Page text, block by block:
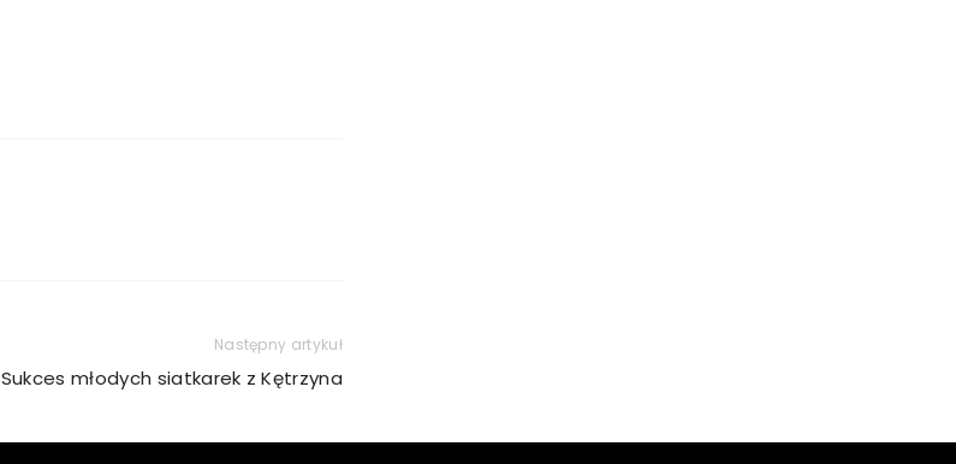
Następny artykuł
Sukces młodych siatkarek z Kętrzyna